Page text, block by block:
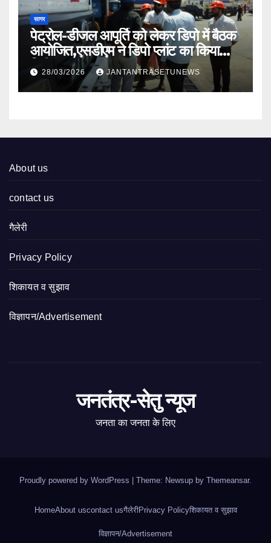
सागर
पेट्रोल-डीजल आपूर्ति को लेकर डिपो में बैठक
आयोजित,एसडीएम ने डिपो प्लांट का किया
निरीक्षण
28/03/2026 JANTANTRASETUNEWS
About us
contact us
गैलेरी
Privacy Policy
शिकायत व सुझाव
विज्ञापन/Advertisement
जनतंत्र-सेतु न्यूज
जनता का जनता के लिए
Proudly powered by WordPress Theme: Newsup by Themeansar.
HomeAbout uscontact usगैलेरीPrivacy Policyशिकायत व सुझाव
विज्ञापन/Advertisement